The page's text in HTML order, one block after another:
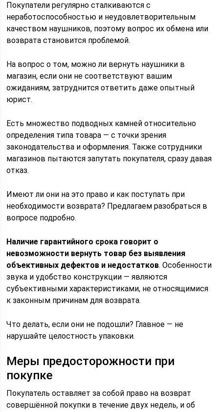
Покупатели регулярно сталкиваются с
неработоспособностью и неудовлетворительным
качеством наушников, поэтому вопрос их обмена или
возврата становится проблемой.
На вопрос о том, можно ли вернуть наушники в
магазин, если они не соответствуют вашим
ожиданиям, затруднится ответить даже опытный
юрист.
Есть множество подводных камней относительно
определения типа товара — с точки зрения
законодательства и оформления. Также сотрудники
магазинов пытаются запутать покупателя, сразу давая
отказ.
Имеют ли они на это право и как поступать при
необходимости возврата? Предлагаем разобраться в
вопросе подробно.
Наличие гарантийного срока говорит о
невозможности вернуть товар без выявления
объективных дефектов и недостатков. Особенности
звука и удобство конструкции — являются
субъективными характеристиками, не относящимися
к законным причинам для возврата.
Что делать, если они не подошли? Главное — не
нарушайте целостность упаковки.
Меры предосторожности при
покупке
Покупатель оставляет за собой право на возврат
совершённой покупки в течение двух недель, и об